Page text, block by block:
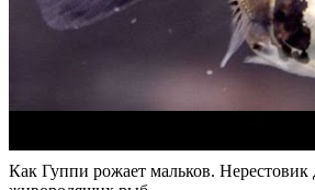
Как Гуппи рожает мальков. Нерестовик